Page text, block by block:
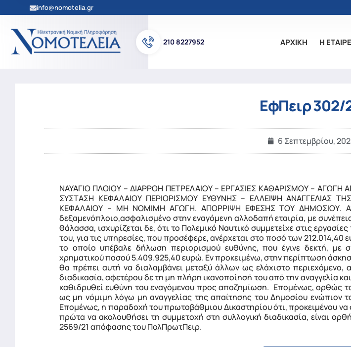
info@nomotelia.gr
210 8227952 ΑΡΧΙΚΗ Η
ΕφΠειρ 302/
6 Σεπτεμβρίου,
ΝΑΥΑΓΙΟ ΠΛΟΙΟΥ – ΔΙΑΡΡΟΗ ΠΕΤΡΕΛΑΙΟΥ – ΕΡΓΑΣΙΕΣ ΚΑΘΑΡΙΣΜΟΥ –
ΣΥΣΤΑΣΗ ΚΕΦΑΛΑΙΟΥ ΠΕΡΙΟΡΙΣΜΟΥ ΕΥΘΥΝΗΣ – ΕΛΛΕΙΨΗ ΑΝΑΓΓΕΛΙΑΣ
ΚΕΦΑΛΑΙΟΥ – ΜΗ ΝΟΜΙΜΗ ΑΓΩΓΗ. ΑΠΟΡΡΙΨΗ ΕΦΕΣΗΣ ΤΟΥ ΔΗΜΟΣΙΟΥ.
δεξαμενόπλοιο,ασφαλισμένο στην εναγόμενη αλλοδαπή εταιρία, με
θάλασσα, ισχυρίζεται δε, ότι το Πολεμικό Ναυτικό συμμετείχε στις
του, για τις υπηρεσίες, που προσέφερε, ανέρχεται στο ποσό των 212.014,40
το οποίο υπέβαλε δήλωση περιορισμού ευθύνης, που έγινε δεκτή, με
χρηματικού ποσού 5.409.925,40 ευρώ. Εν προκειμένω, στην περίπτωση
θα πρέπει αυτή να διαλαμβάνει μεταξύ άλλων ως ελάχιστο περιεχόμενο,
διαδικασία, αφετέρου δε τη μη πλήρη ικανοποίησή του από την αναγγελία
καθιδρυθεί ευθύνη του εναγόμενου προς αποζημίωση. Επομένως, ορθώς
ως μη νόμιμη λόγω μη αναγγελίας της απαίτησης του Δημοσίου ενώπιον
Επομένως, η παραδοχή του πρωτοβάθμιου Δικαστηρίου ότι, προκειμένου
πρώτα να ακολουθήσει τη συμμετοχή στη συλλογική διαδικασία, είναι
2569/21 απόφασης του ΠολΠρωτΠειρ.